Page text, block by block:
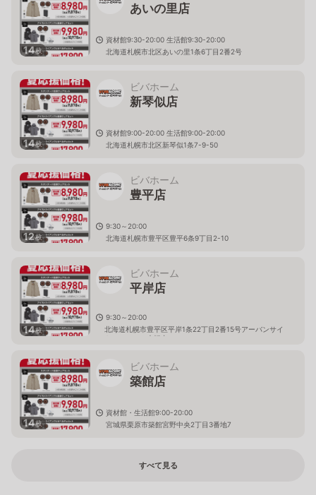
14枚
あいの里店
資材館9:30-20:00 生活館9:30-20:00
北海道札幌市北区あいの里1条6丁目2番2号
14枚
ビバホーム
新琴似店
資材館9:00-20:00 生活館9:00-20:00
北海道札幌市北区新琴似1条7-9-50
12枚
ビバホーム
豊平店
9:30～20:00
北海道札幌市豊平区豊平6条9丁目2-10
14枚
ビバホーム
平岸店
9:30～20:00
北海道札幌市豊平区平岸1条22丁目2番15号アーバンサイ
トミュンヘン大橋内
14枚
ビバホーム
築館店
資材館・生活館9:00-20:00
宮城県栗原市築館宮野中央2丁目3番地7
すべて見る